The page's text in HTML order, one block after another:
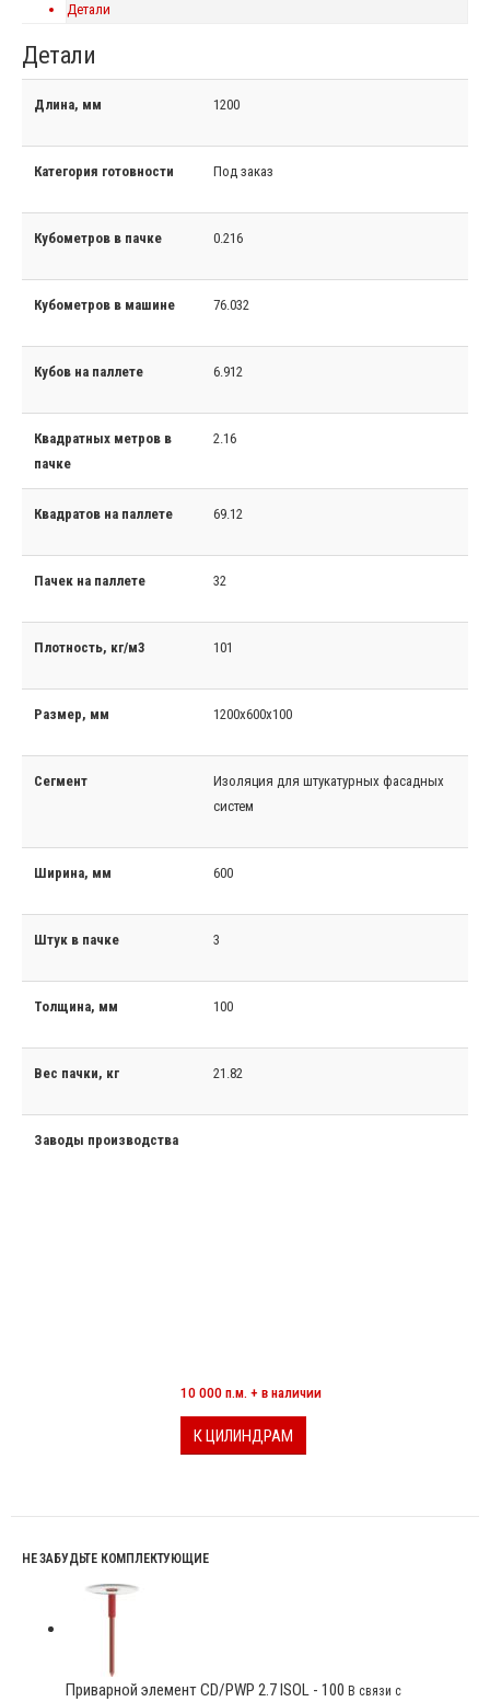
Детали
Детали
Длина, мм 1200
Категория готовности Под заказ
Кубометров в пачке 0.216
Кубометров в машине 76.032
Кубов на паллете 6.912
Квадратных метров в
пачке
2.16
Квадратов на паллете 69.12
Пачек на паллете 32
Плотность, кг/м3 101
Размер, мм 1200x600x100
Сегмент
Изоляция для штукатурных фасадных
систем
Ширина, мм 600
Штук в пачке 3
Толщина, мм 100
Вес пачки, кг 21.82
Заводы производства
10 000 п.м. + в наличии
К ЦИЛИНДРАМ
НЕ ЗАБУДЬТЕ КОМПЛЕКТУЮЩИЕ
Приварной элемент CD/PWP 2.7 ISOL - 100 В связи с